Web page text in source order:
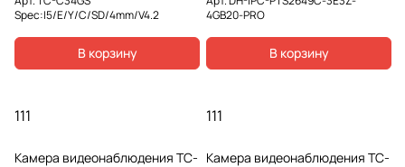
Spec:I5/E/Y/C/SD/4mm/V4.2
В корзину
солнеч
4GB20-PRO
В корзину
111
Камера видеонаблюдения TC-
111
Камера видеонаблюдения TC-